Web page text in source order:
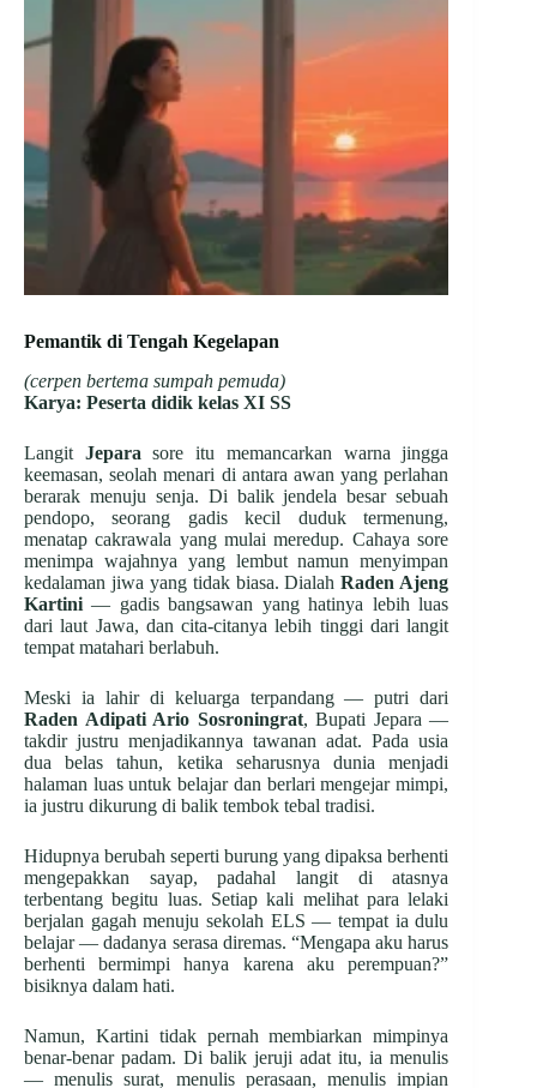
Pemantik di Tengah Kegelapan
(cerpen bertema sumpah pemuda)
Karya: Peserta didik kelas XI SS
Langit Jepara sore itu memancarkan warna jingga
keemasan, seolah menari di antara awan yang perlahan
berarak menuju senja. Di balik jendela besar sebuah
pendopo, seorang gadis kecil duduk termenung,
menatap cakrawala yang mulai meredup. Cahaya sore
menimpa wajahnya yang lembut namun menyimpan
kedalaman jiwa yang tidak biasa. DialahRaden Ajeng
Kartini — gadis bangsawan yang hatinya lebih luas
dari laut Jawa, dan cita-citanya lebih tinggi dari langit
tempat matahari berlabuh.
Meski ia lahir di keluarga terpandang — putri dari
Raden Adipati Ario Sosroningrat, Bupati Jepara —
takdir justru menjadikannya tawanan adat. Pada usia
dua belas tahun, ketika seharusnya dunia menjadi
halaman luas untuk belajar dan berlari mengejar mimpi,
ia justru dikurung di balik tembok tebal tradisi.
Hidupnya berubah seperti burung yang dipaksa berhenti
mengepakkan sayap, padahal langit di atasnya
terbentang begitu luas. Setiap kali melihat para lelaki
berjalan gagah menuju sekolah ELS — tempat ia dulu
belajar — dadanya serasa diremas. “Mengapa aku harus
berhenti bermimpi hanya karena aku perempuan?”
bisiknya dalam hati.
Namun, Kartini tidak pernah membiarkan mimpinya
benar-benar padam. Di balik jeruji adat itu, ia menulis
— menulis surat, menulis perasaan, menulis impian